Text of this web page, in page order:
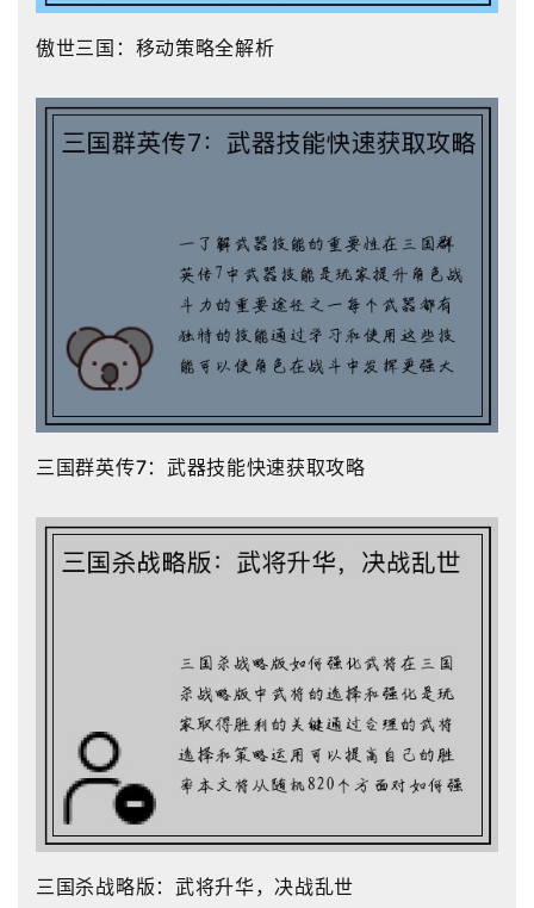
傲世三国：移动策略全解析
三国群英传7：武器技能快速获取攻略
三国杀战略版：武将升华，决战乱世